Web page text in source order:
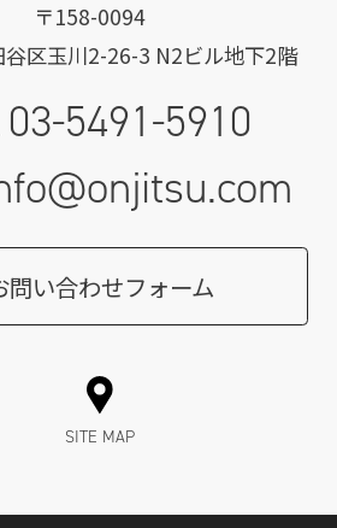
〒158-0094
谷区玉川2-26-3 N2ビル地下2階
03-5491-5910
問い合わせフォーム
SITE MAP